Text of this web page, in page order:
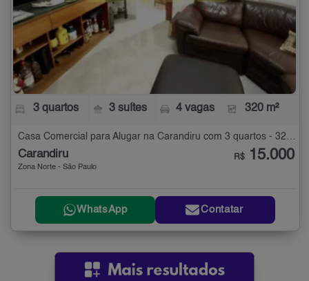
3 quartos 3 suítes 4 vagas 320 m²
Carandiru
Zona Norte - São Paulo
R$ 15.000
WhatsApp Contatar